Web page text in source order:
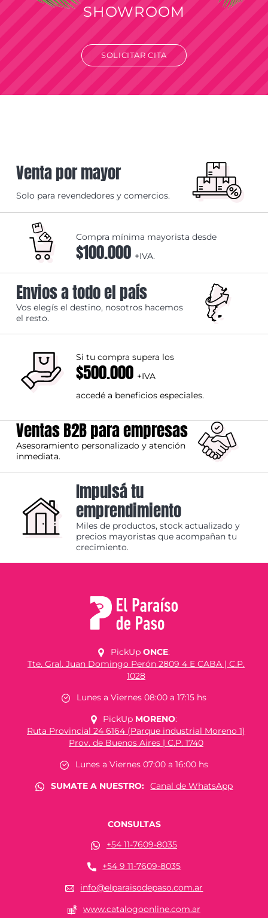
SHOWROOM
SOLICITAR CITA
Venta por mayor
Solo para revendedores y comercios.
Compra mínima mayorista desde
$100.000 +IVA.
Envios a todo el país
Vos elegís el destino, nosotros hacemos
el resto.
Si tu compra supera los
$500.000 +IVA
accedé a beneficios especiales.
Ventas B2B para empresas
Asesoramiento personalizado y atención
inmediata.
Impulsá tu
emprendimiento
Miles de productos, stock actualizado y
precios mayoristas que acompañan tu
crecimiento.
PickUp ONCE:
Tte. Gral. Juan Domingo Perón 2809 4 E CABA | C.P.
1028
Lunes a Viernes 08:00 a 17:15 hs
PickUp MORENO:
Ruta Provincial 24 6164 (Parque industrial Moreno 1)
Prov. de Buenos Aires | C.P. 1740
Lunes a Viernes 07:00 a 16:00 hs
SUMATE A NUESTRO:
Canal de WhatsApp
CONSULTAS
+54 11-7609-8035
+54 9 11-7609-8035
info@elparaisodepaso.com.ar
www.catalogoonline.com.ar